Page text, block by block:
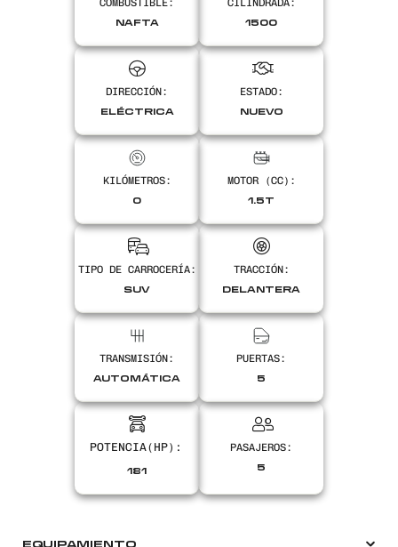
Encontranos en
COMBUSTIBLE:
NAFTA
CILINDRADA:
1500
DIRECCIÓN:
ELÉCTRICA
ESTADO:
NUEVO
KILÓMETROS:
0
MOTOR (CC):
1.5T
TIPO DE CARROCERÍA:
SUV
TRACCIÓN:
DELANTERA
TRANSMISIÓN:
AUTOMÁTICA
PUERTAS:
5
181
PASAJEROS:
5
EQUIPAMIENTO